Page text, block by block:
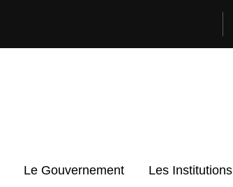
Le Gouvernement Les Institutions